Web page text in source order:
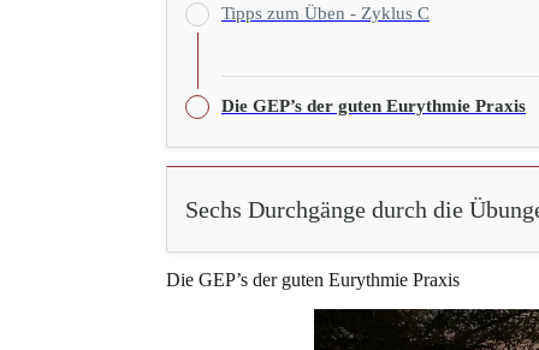
Tipps zum Üben - Zyklus C
Die GEP’s der guten Eurythmie Praxis
Sechs Durchgänge durch die
Die GEP’s der guten Eurythmie Praxis